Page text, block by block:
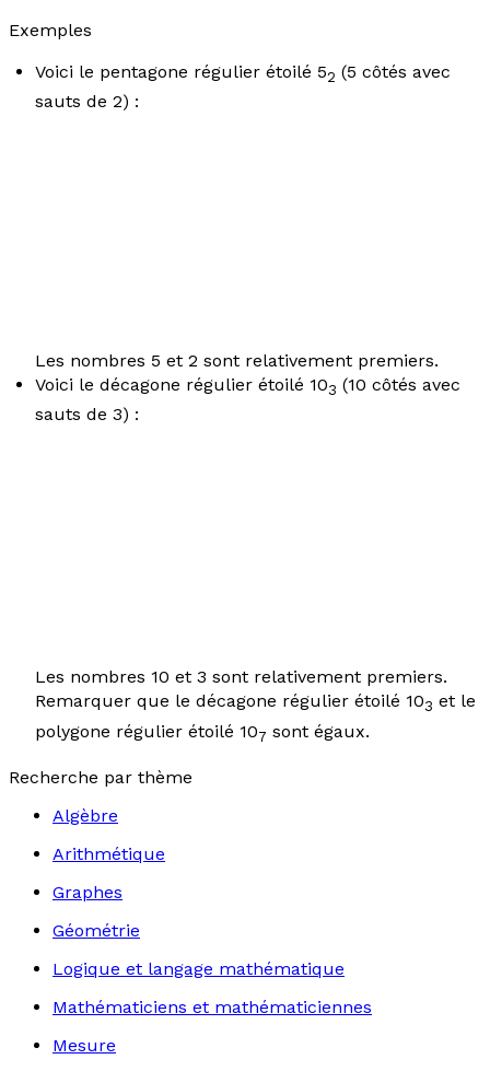
Exemples
Voici le pentagone régulier étoilé 52 (5 côtés avec
sauts de 2) :
Les nombres 5 et 2 sont relativement premiers.
Voici le décagone régulier étoilé 103 (10 côtés avec
sauts de 3) :
Les nombres 10 et 3 sont relativement premiers.
Remarquer que le décagone régulier étoilé 103 et le
polygone régulier étoilé 107 sont égaux.
Recherche par thème
Algèbre
Arithmétique
Graphes
Géométrie
Logique et langage mathématique
Mathématiciens et mathématiciennes
Mesure